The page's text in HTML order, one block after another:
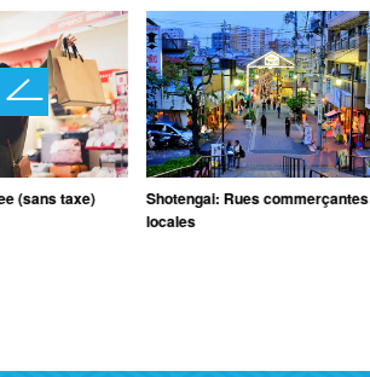
(sans taxe)
Shotengai: Rues commerçantes
locales